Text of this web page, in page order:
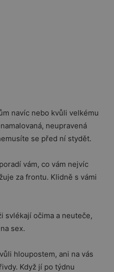
navíc nebo kvůli velkému
neupravená
se před ní stydět.
vám, co vám nejvíc
za frontu. Klidně s vámi
svlékají očima a neuteče,
sex.
hloupostem, ani na vás
Když jí po týdnu